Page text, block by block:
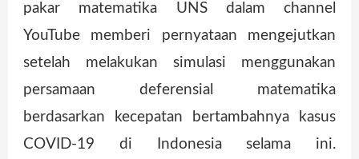
pakar matematika UNS dalam channel
YouTube memberi pernyataan mengejutkan
setelah melakukan simulasi menggunakan
persamaan deferensial matematika
berdasarkan kecepatan bertambahnya kasus
COVID-19 di Indonesia selama ini.